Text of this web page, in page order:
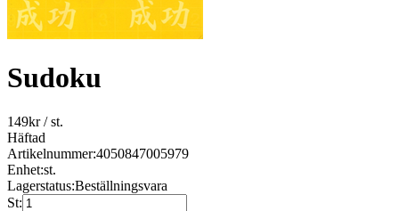
Sudoku
149kr/ st.
Häftad
Artikelnummer:4050847005979
Enhet:st.
Lagerstatus:Beställningsvara
St: